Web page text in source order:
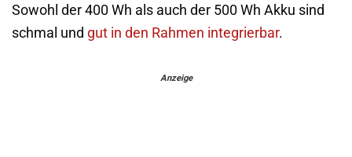
Sowohl der 400 Wh als auch der 500 Wh Akku sind
schmal und gut in den Rahmen integrierbar.
Anzeige